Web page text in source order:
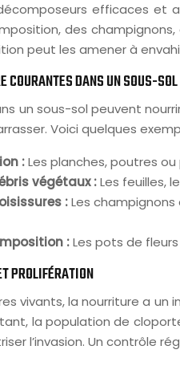
efficaces et
des
peut les amener à
COURANTES DANS UN SOUS-SOL
un sous-sol peuvent
Voici quelques
:Les planches, poutres
végétaux :Les feuilles,
:Les
:Les pots de
PROLIFÉRATION
vivants, la nourriture a un
la population de
l’invasion. Un contrôle